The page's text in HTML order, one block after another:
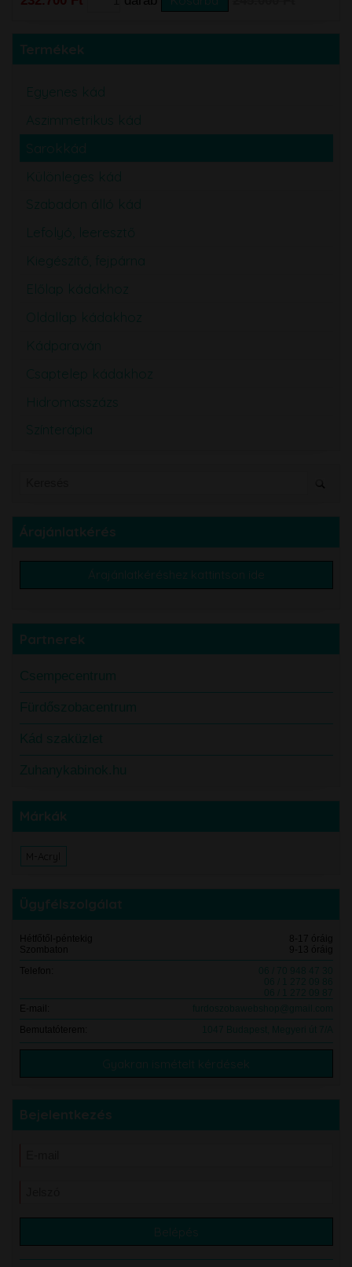
Termékek
Egyenes kád
Aszimmetrikus kád
Sarokkád
Különleges kád
Szabadon álló kád
Lefolyó, leeresztő
Kiegészítő, fejpárna
Előlap kádakhoz
Oldallap kádakhoz
Kádparaván
Csaptelep kádakhoz
Hidromasszázs
Színterápia
Árajánlatkérés
Árajánlatkéréshez kattintson ide
Partnerek
Csempecentrum
Fürdőszobacentrum
Kád szaküzlet
Zuhanykabinok.hu
Márkák
M-Acryl
Ügyfélszolgálat
Hétfőtől-péntekig
8-17 óráig
Szombaton
9-13 óráig
Telefon:
06 / 70 948 47 30
06 / 1 272 09 86
06 / 1 272 09 87
furdoszobawebshop@gmail.com
Bemutatóterem:
1047 Budapest, Megyeri út 7/A
Gyakran ismételt kérdések
Bejelentkezés